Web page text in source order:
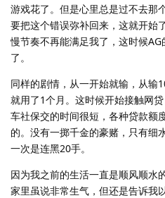
游戏花了。但是心里总是过不去那
要把这个错误弥补回来，这就开始
慢节奏不再能满足我了，这时候
了。
同样的剧情，从一开始就输，从输
就用了1个月。这时候开始接触网
车社保交的时间很短，各种贷款额
的。没有一掷千金的豪赌，只有细
一次是连黑20手。
因为我之前的生活一直是顺风顺水
家里虽说非常生气，但还是告诉我